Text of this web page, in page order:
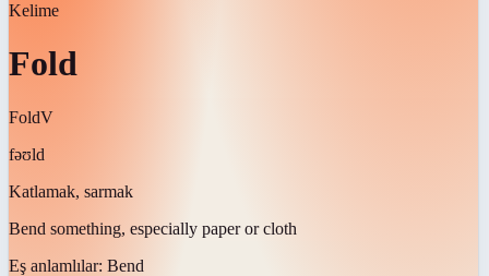
Kelime
Fold
FoldV
fəʊld
Katlamak, sarmak
Bend something, especially paper or cloth
Eş anlamlılar: Bend